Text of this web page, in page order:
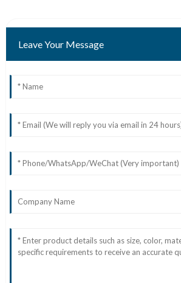
Leave Your Message